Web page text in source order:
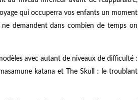
qui occuperra vos enfants un moment
demandent dans combien de temps on
avec autant de niveaux de difficulté :
katana et The Skull : le troublant